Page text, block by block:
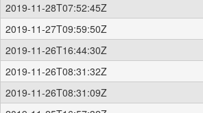
2019-11-28T07:52:45Z
2019-11-27T09:59:50Z
2019-11-26T16:44:30Z
2019-11-26T08:31:32Z
2019-11-26T08:31:09Z